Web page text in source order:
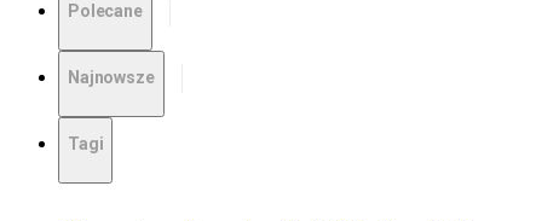
Polecane
Najnowsze
Tagi